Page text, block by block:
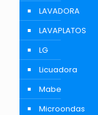
LAVADORA
LAVAPLATOS
LG
Licuadora
Mabe
Microondas